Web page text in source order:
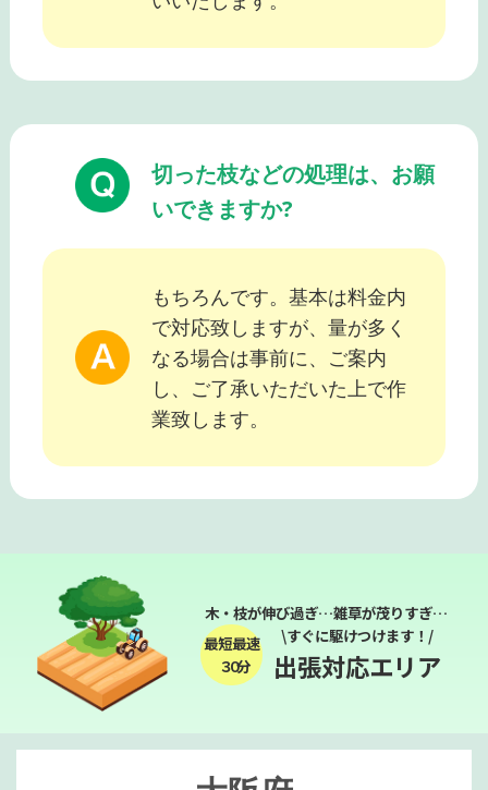
切った枝などの処理は、お願
いできますか?
もちろんです。基本は料金内
で対応致しますが、量が多く
なる場合は事前に、ご案内
し、ご了承いただいた上で作
業致します。
木・枝が伸び過ぎ…雑草が茂りすぎ…
最短最速
３０分
\すぐに駆けつけます！/
出張対応エリア